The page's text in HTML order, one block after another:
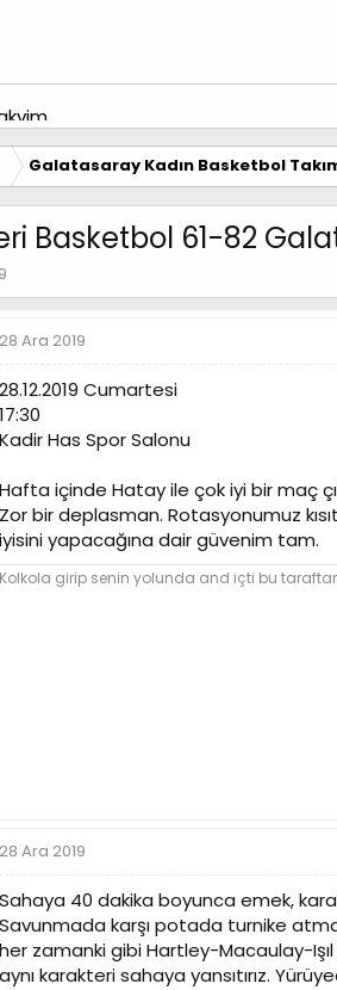
Galatasaray Kadın Basketbol
Basketbol 61-82
28 Ara 2019
28.12.2019 Cumartesi
17:30
Kadir Has Spor Salonu
Hafta içinde Hatay ile çok iyi bir maç
Zor bir deplasman. Rotasyonumuz
iyisini yapacağına dair güvenim tam.
Kolkola girip senin yolunda and içti bu taraftar
28 Ara 2019
Sahaya 40 dakika boyunca emek,
Savunmada karşı potada turnike
her zamanki gibi Hartley-Macaulay-
aynı karakteri sahaya yansıtırız.